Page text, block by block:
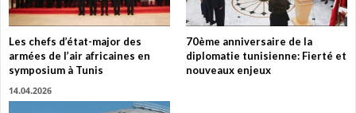
Les chefs d’état-major des
armées de l’air africaines en
symposium à Tunis
70ème anniversaire de la
diplomatie tunisienne: Fierté et
nouveaux enjeux
14.04.2026